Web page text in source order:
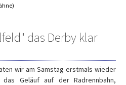
das Derby klar
wir am Samstag erstmals wieder
Geläuf auf der Radrennbahn,